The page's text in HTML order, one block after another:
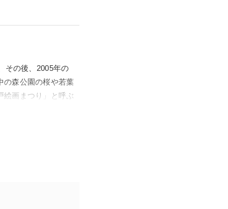
その後、2005年の
の森公園の桜や若葉
絵画まつり」と呼ぶ